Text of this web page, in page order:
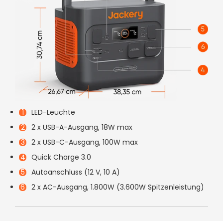
LED-Leuchte
2 x USB-A-Ausgang, 18W max
2 x USB-C-Ausgang, 100W max
Quick Charge 3.0
Autoanschluss (12 V, 10 A)
2 x AC-Ausgang, 1.800W (3.600W Spitzenleistung)